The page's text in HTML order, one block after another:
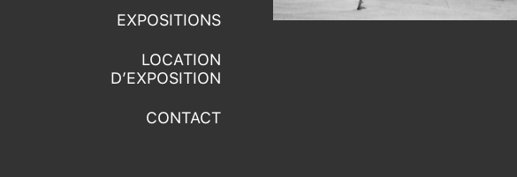
EXPOSITIONS
LOCATION
D’EXPOSITION
CONTACT